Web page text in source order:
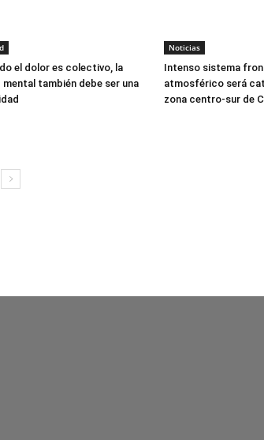
el dolor es colectivo, la
mental también debe ser una
Noticias
Intenso sistema
atmosférico será
zona centro-sur de